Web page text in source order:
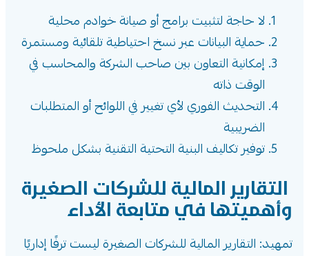
لا حاجة لتثبيت برامج أو صيانة خوادم محلية
حماية البيانات عبر نسخ احتياطية تلقائية ومستمرة
إمكانية التعاون بين صاحب الشركة والمحاسب في
الوقت ذاته
التحديث الفوري لأي تغيير في اللوائح أو المتطلبات
الضريبية
توفير تكاليف البنية التحتية التقنية بشكل ملحوظ
التقارير المالية للشركات الصغيرة
وأهميتها في متابعة الأداء
تمهيد: التقارير المالية للشركات الصغيرة ليست ترفًا إداريًا